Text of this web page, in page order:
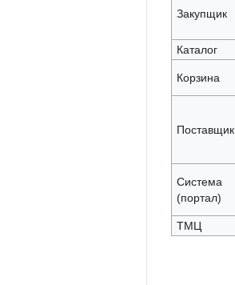
Закупщик
Каталог
Корзина
Поставщик
Система
(портал)
ТМЦ